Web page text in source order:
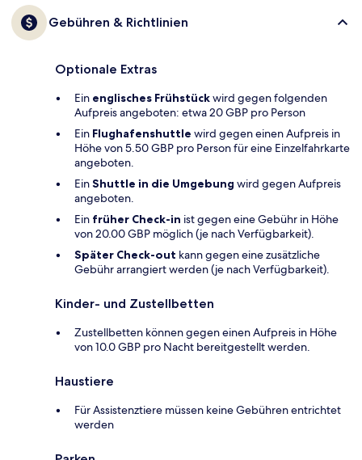
Gebühren & Richtlinien
Optionale Extras
Ein englisches Frühstückwird gegen folgenden
Aufpreis angeboten: etwa 20 GBP pro Person
Ein Flughafenshuttle wird gegen einen Aufpreis in
Höhe von 5.50 GBP pro Person für eine Einzelfahrkarte
angeboten.
EinShuttle in die Umgebung wird gegen Aufpreis
angeboten.
Ein früher Check-in ist gegen eine Gebühr in Höhe
von 20.00 GBP möglich (je nach Verfügbarkeit).
Später Check-out kann gegen eine zusätzliche
Gebühr arrangiert werden (je nach Verfügbarkeit).
Kinder- und Zustellbetten
Zustellbetten können gegen einen Aufpreis in Höhe
von 10.0 GBP pro Nacht bereitgestellt werden.
Haustiere
Für Assistenztiere müssen keine Gebühren entrichtet
werden